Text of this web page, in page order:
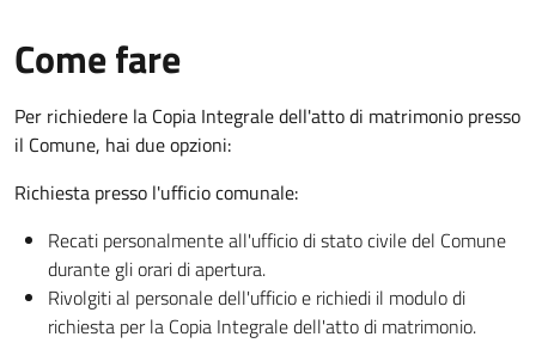
Come fare
Per richiedere la Copia Integrale dell'atto di matrimonio presso
il Comune, hai due opzioni:
Richiesta presso l'ufficio comunale:
Recati personalmente all'ufficio di stato civile del Comune
durante gli orari di apertura.
Rivolgiti al personale dell'ufficio e richiedi il modulo di
richiesta per la Copia Integrale dell'atto di matrimonio.